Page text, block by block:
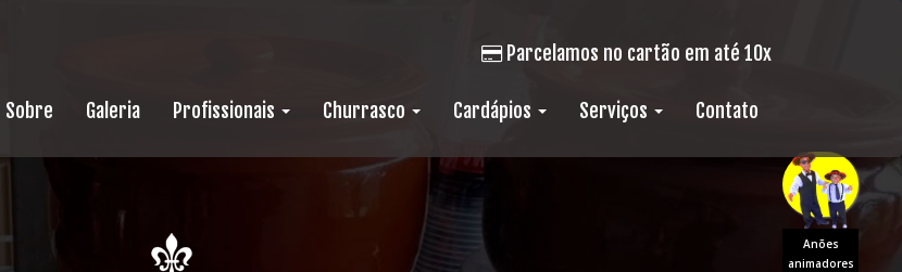
Anões
animadores
Sobre Galeria Profissionais Churrasco Cardápios Serviços Contato
Parcelamos no cartão em até 10x